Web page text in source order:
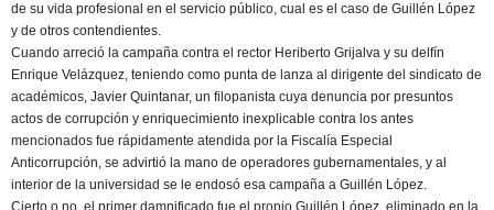
de su vida profesional en el servicio público, cual es el caso de Guillén López
y de otros contendientes.
Cuando arreció la campaña contra el rector Heriberto Grijalva y su delfín
Enrique Velázquez, teniendo como punta de lanza al dirigente del sindicato de
académicos, Javier Quintanar, un filopanista cuya denuncia por presuntos
actos de corrupción y enriquecimiento inexplicable contra los antes
mencionados fue rápidamente atendida por la Fiscalía Especial
Anticorrupción, se advirtió la mano de operadores gubernamentales, y al
interior de la universidad se le endosó esa campaña a Guillén López.